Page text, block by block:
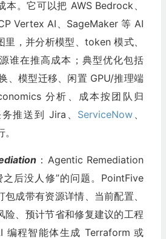
。它可以把 AWS Bedrock、
Vertex AI、SageMaker 等 AI
里，并分析模型、token 模式、
谁在推高成本；典型优化包括
、模型迁移、闲置 GPU/推理端
分析、成本按团队归
推送到 Jira、 ServiceNow
：Agentic Remediation
之后没人修”的问题。PointFive
成带有资源详情、当前配置、
险、预计节省和修复建议的工程
编程智能体生成 Terraform 或